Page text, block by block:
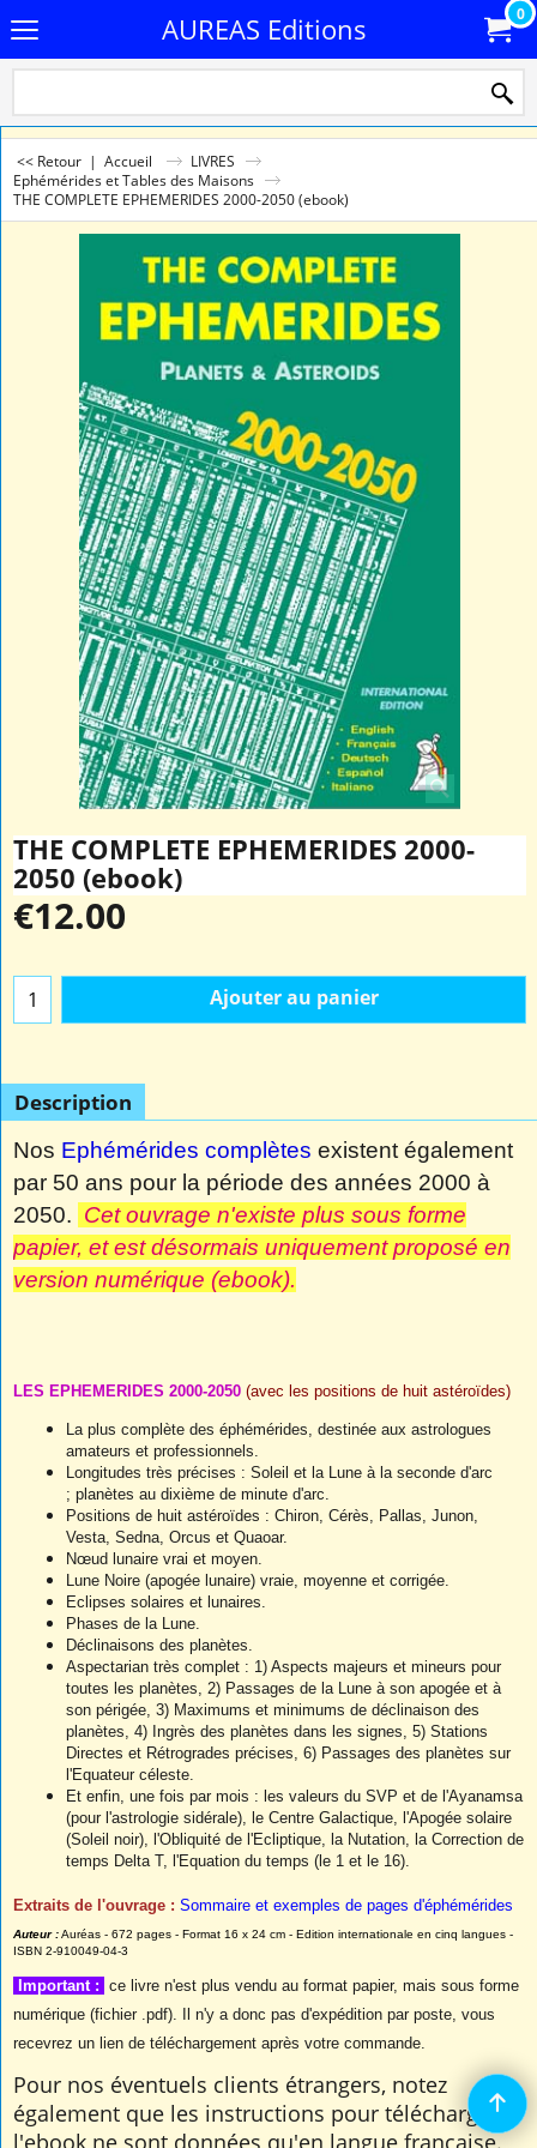
AUREAS Editions 0
<< Retour | Accueil
LIVRES
Ephémérides et Tables des Maisons
THE COMPLETE EPHEMERIDES 2000-2050 (ebook)
THE COMPLETE EPHEMERIDES 2000-
2050 (ebook)
€12.00
Ajouter au panier
Description
Nos Ephémérides complètes existent également
par 50 ans pour la période des années 2000 à
2050. Cet ouvrage n'existe plus sous forme
papier, et est désormais uniquement proposé en
version numérique (ebook).
LES EPHEMERIDES 2000-2050 (avec les positions de huit astéroïdes)
La plus complète des éphémérides, destinée aux astrologues
amateurs et professionnels.
Longitudes très précises : Soleil et la Lune à la seconde d'arc
; planètes au dixième de minute d'arc.
Positions de huit astéroïdes : Chiron, Cérès, Pallas, Junon,
Vesta, Sedna, Orcus et Quaoar.
Nœud lunaire vrai et moyen.
Lune Noire (apogée lunaire) vraie, moyenne et corrigée.
Eclipses solaires et lunaires.
Phases de la Lune.
Déclinaisons des planètes.
Aspectarian très complet : 1) Aspects majeurs et mineurs pour
toutes les planètes, 2) Passages de la Lune à son apogée et à
son périgée, 3) Maximums et minimums de déclinaison des
planètes, 4) Ingrès des planètes dans les signes, 5) Stations
Directes et Rétrogrades précises, 6) Passages des planètes sur
l'Equateur céleste.
Et enfin, une fois par mois : les valeurs du SVP et de l'Ayanamsa
(pour l'astrologie sidérale), le Centre Galactique, l'Apogée solaire
(Soleil noir), l'Obliquité de l'Ecliptique, la Nutation, la Correction de
temps Delta T, l'Equation du temps (le 1 et le 16).
Extraits de l'ouvrage : Sommaire et exemples de pages d'éphémérides
Auteur :Auréas - 672 pages - Format 16 x 24 cm - Edition internationale en cinq langues -
ISBN 2-910049-04-3
Important : ce livre n'est plus vendu au format papier, mais sous forme
numérique (fichier .pdf). Il n'y a donc pas d'expédition par poste, vous
recevrez un lien de téléchargement après votre commande.
Pour nos éventuels clients étrangers, notez
également que les instructions pour télécharger
l'ebook ne sont données qu'en langue française.